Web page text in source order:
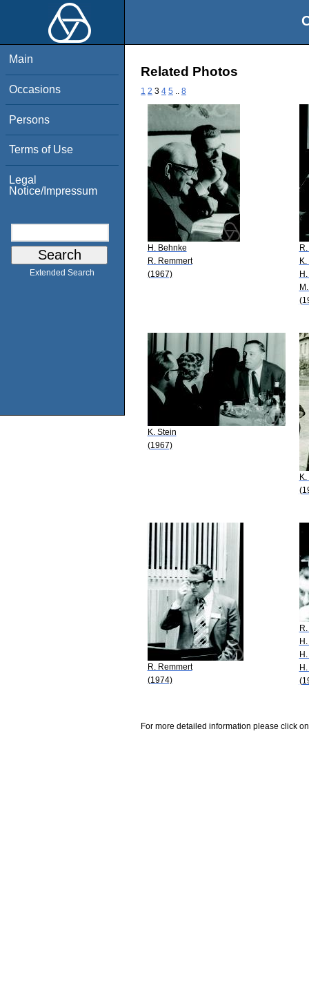
Main
Occasions
Persons
Terms of Use
Legal
Notice/Impressum
Extended Search
Related Photos
1 2 3 4 5 8
H. Behnke
R. Remmert
(1967)
K. Stein
(1967)
R. Remmert
(1974)
For more detailed information please click